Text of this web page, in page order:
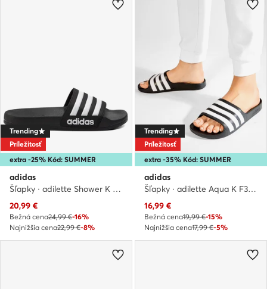
extra -25% Kód: SUMMER
Trending
Príležitosť
adidas
Šľapky · adilette Shower K G27625 · Čierna
Aktuálna cena
20,99 €
Bežná cena24,99 €-16%
Najnižšia cena22,99 €-8%
extra -35% Kód: SUMMER
Trending
Príležitosť
adidas
Šľapky · adilette Aqua K F35556 · Čierna
Aktuálna cena
16,99 €
Bežná cena19,99 €-15%
Najnižšia cena17,99 €-5%